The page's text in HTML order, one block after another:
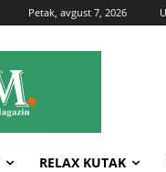
Petak, avgust 7, 2026
RELAX KUTAK